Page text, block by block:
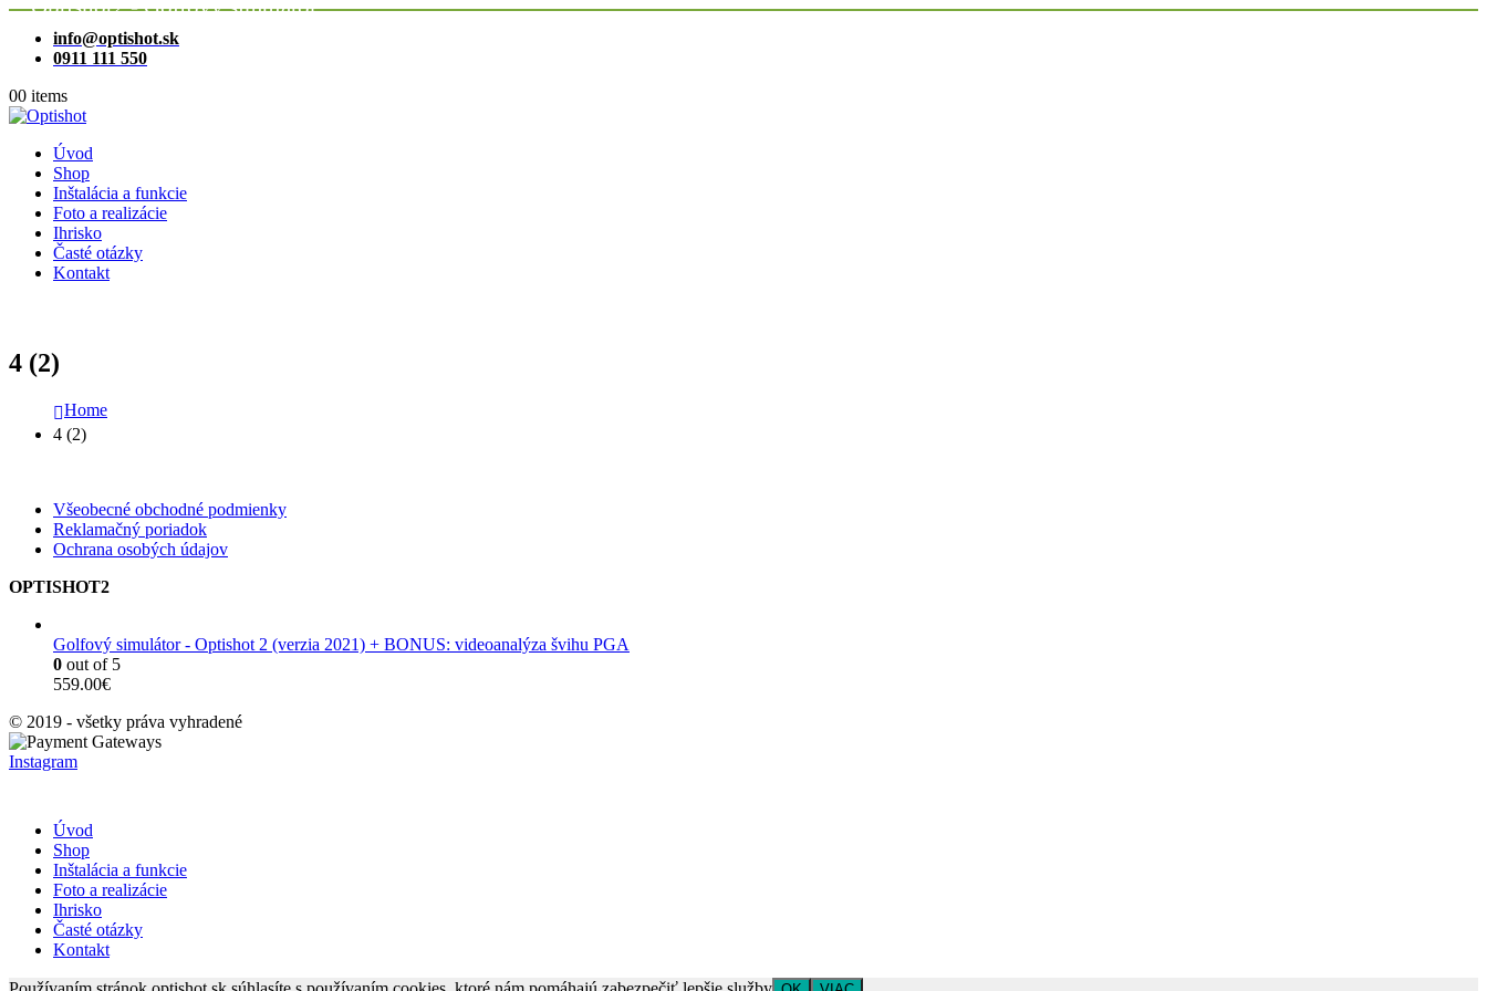
info@optishot.sk
0911 111 550
00 items
Úvod
Shop
Inštalácia a funkcie
Foto a realizácie
Ihrisko
Časté otázky
Kontakt
4 (2)
Home
4 (2)
Optishot2 - Golfový simulátor
Všeobecné obchodné podmienky
Reklamačný poriadok
Ochrana osobých údajov
OPTISHOT2
Golfový simulátor - Optishot 2 (verzia 2021) + BONUS: videoanalýza švihu PGA
0 out of 5
559.00€
© 2019 - všetky práva vyhradené
Instagram
Úvod
Shop
Inštalácia a funkcie
Foto a realizácie
Ihrisko
Časté otázky
Kontakt